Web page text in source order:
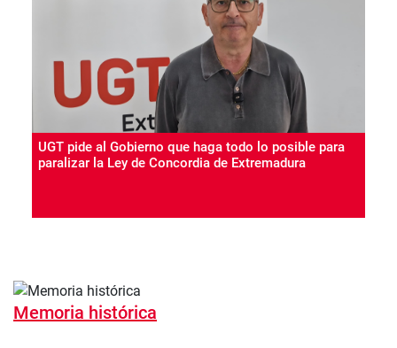
UGT pide al Gobierno que haga todo lo posible para
paralizar la Ley de Concordia de Extremadura
Memoria histórica